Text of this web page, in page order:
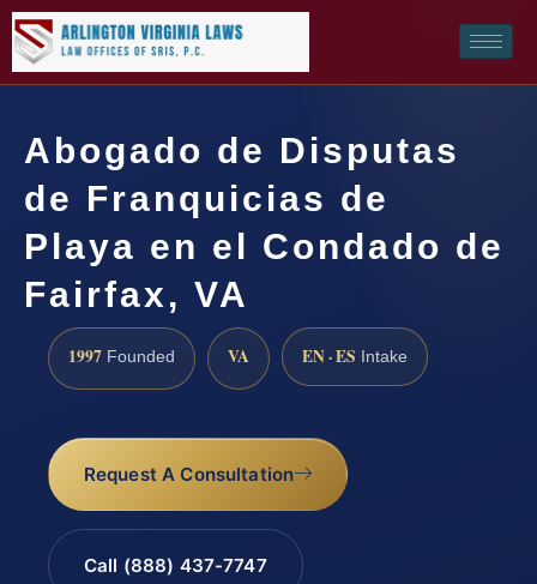
Abogado de Disputas
de Franquicias de
Playa en el Condado de
Fairfax, VA
1997 Founded VA EN · ES Intake
Request A Consultation
Call (888) 437-7747